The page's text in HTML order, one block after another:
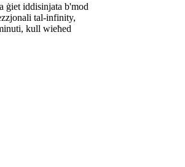
ġiet iddisinjata b'mod
tal-infinity,
kull wieħed